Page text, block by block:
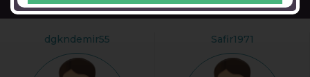
Arama
dgkndemir55 Safir1971